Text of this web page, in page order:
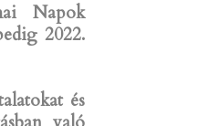
Napok
2022.
és